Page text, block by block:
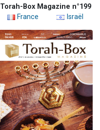
Torah-Box Magazine n°199
France
Israël